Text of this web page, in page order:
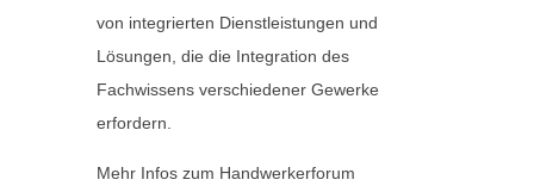
von integrierten Dienstleistungen und
Lösungen, die die Integration des
Fachwissens verschiedener Gewerke
erfordern.
Mehr Infos zum Handwerkerforum